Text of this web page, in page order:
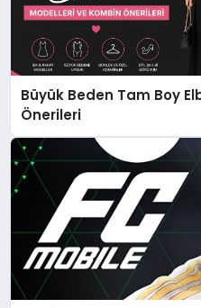
Büyük Beden Tam Boy
Önerileri